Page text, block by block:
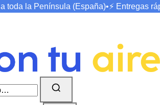
a toda la Península (España)•⚡ Entregas